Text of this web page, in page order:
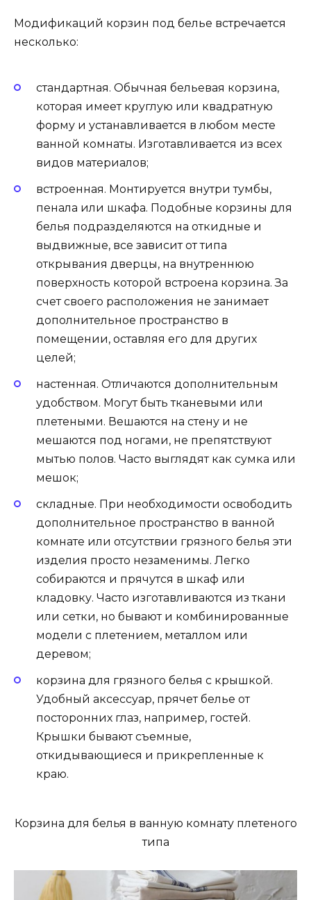
Модификаций корзин под белье встречается
несколько:
стандартная. Обычная бельевая корзина,
которая имеет круглую или квадратную
форму и устанавливается в любом месте
ванной комнаты. Изготавливается из всех
видов материалов;
встроенная. Монтируется внутри тумбы,
пенала или шкафа. Подобные корзины для
белья подразделяются на откидные и
выдвижные, все зависит от типа
открывания дверцы, на внутреннюю
поверхность которой встроена корзина. За
счет своего расположения не занимает
дополнительное пространство в
помещении, оставляя его для других
целей;
настенная. Отличаются дополнительным
удобством. Могут быть тканевыми или
плетеными. Вешаются на стену и не
мешаются под ногами, не препятствуют
мытью полов. Часто выглядят как сумка или
мешок;
складные. При необходимости освободить
дополнительное пространство в ванной
комнате или отсутствии грязного белья эти
изделия просто незаменимы. Легко
собираются и прячутся в шкаф или
кладовку. Часто изготавливаются из ткани
или сетки, но бывают и комбинированные
модели с плетением, металлом или
деревом;
корзина для грязного белья с крышкой.
Удобный аксессуар, прячет белье от
посторонних глаз, например, гостей.
Крышки бывают съемные,
откидывающиеся и прикрепленные к
краю.
Корзина для белья в ванную комнату плетеного
типа